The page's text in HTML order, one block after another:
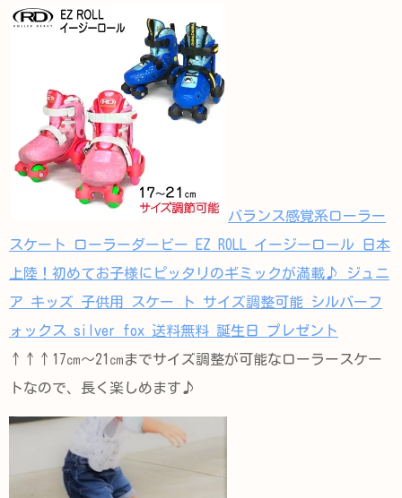
バランス感覚系ローラー
スケート ローラーダービー EZ ROLL イージーロール 日本
上陸！初めてお子様にピッタリのギミックが満載♪ ジュニ
ア キッズ 子供用 スケー ト サイズ調整可能 シルバーフ
ォックス silver fox 送料無料 誕生日 プレゼント
↑↑↑17㎝～21㎝までサイズ調整が可能なローラースケー
トなので、長く楽しめます♪